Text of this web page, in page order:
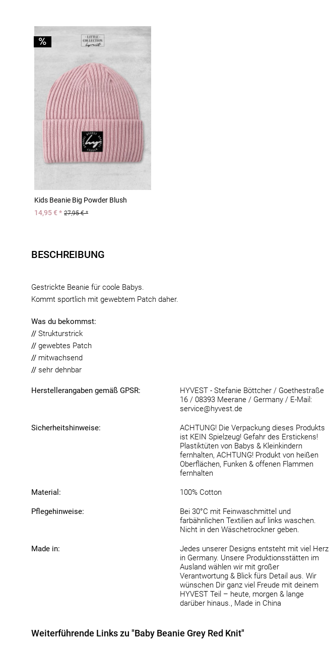
BESCHREIBUNG
Gestrickte Beanie für coole Babys.
Kommt sportlich mit gewebtem Patch daher.
Was du bekommst:
// Strukturstrick
// gewebtes Patch
// mitwachsend
// sehr dehnbar
Herstellerangaben gemäß GPSR:
HYVEST - Stefanie Böttcher / Goethestraße
16 / 08393 Meerane / Germany / E-Mail:
service@hyvest.de
Sicherheitshinweise:
ACHTUNG! Die Verpackung dieses Produkts
ist KEIN Spielzeug! Gefahr des Erstickens!
Plastiktüten von Babys & Kleinkindern
fernhalten, ACHTUNG! Produkt von heißen
Oberflächen, Funken & offenen Flammen
fernhalten
Material: 100% Cotton
Pflegehinweise:
Bei 30°C mit Feinwaschmittel und
farbähnlichen Textilien auf links waschen.
Nicht in den Wäschetrockner geben.
Made in:
Jedes unserer Designs entsteht mit viel Herz
in Germany. Unsere Produktionsstätten im
Ausland wählen wir mit großer
Verantwortung & Blick fürs Detail aus. Wir
wünschen Dir ganz viel Freude mit deinem
HYVEST Teil – heute, morgen & lange
darüber hinaus., Made in China
Weiterführende Links zu "Baby Beanie Grey Red Knit"
Kids Beanie Big Powder Blush
14,95 € * 27,95 € *